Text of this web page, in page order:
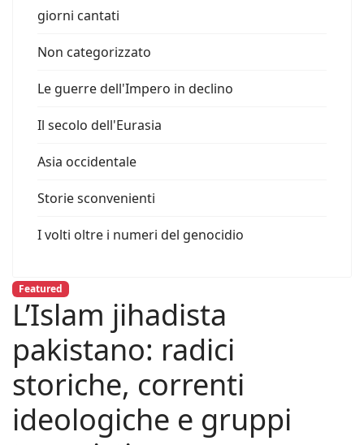
giorni cantati
Non categorizzato
Le guerre dell'Impero in declino
Il secolo dell'Eurasia
Asia occidentale
Storie sconvenienti
I volti oltre i numeri del genocidio
Featured
L’Islam jihadista
pakistano: radici
storiche, correnti
ideologiche e gruppi